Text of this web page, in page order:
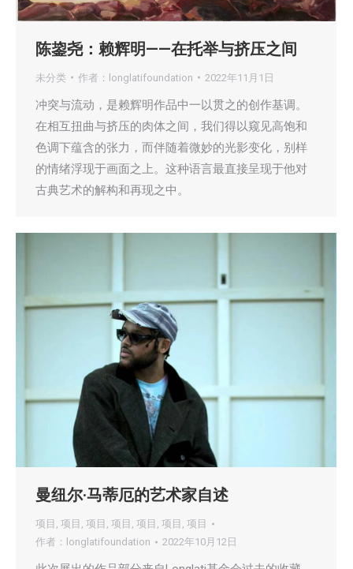
陈鋆尧：赖辉明——在托举与挤压之间
未分类 作者： longlatifoundation 2022年11月1日
冲突与流动，是赖辉明作品中一以贯之的创作基调。
在相互扭曲与挤压的肉体之间，我们得以窥见高饱和
色调下蕴含的张力，而伴随着微妙的光影变化，别样
的情绪浮现于画面之上。这种语言最直接呈现于他对
古典艺术的解构和再现之中。
曼纽尔·马蒂厄的艺术家自述
项目 , 项目 , 项目 , 项目 , 项目 , 项目 , 项目
作者：
longlatifoundation 2022年10月12日